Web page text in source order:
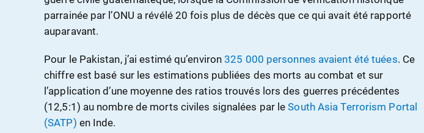
parrainée par l’ONU a révélé 20 fois plus de décès que ce qui avait été rapporté
auparavant.
Pour le Pakistan, j’ai estimé qu’environ 325 000 personnes avaient été tuées. Ce
chiffre est basé sur les estimations publiées des morts au combat et sur
l’application d’une moyenne des ratios trouvés lors des guerres précédentes
(12,5:1) au nombre de morts civiles signalées par leSouth Asia Terrorism Portal
(SATP) en Inde.